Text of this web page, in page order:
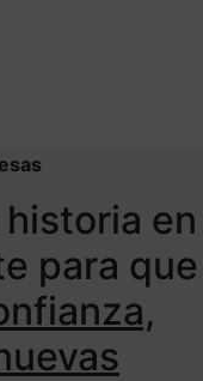
en
para que